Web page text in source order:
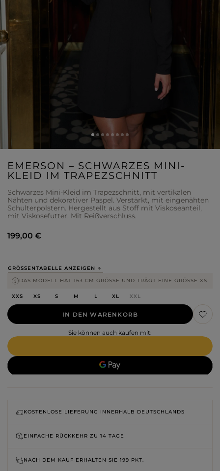
EMERSON – SCHWARZES MINI-
KLEID IM TRAPEZSCHNITT
Schwarzes Mini-Kleid im Trapezschnitt, mit vertikalen
Nähten und dekorativer Paspel. Verstärkt, mit eingenähten
Schulterpolstern. Hergestellt aus Stoff mit Viskoseanteil,
mit Viskosefutter. Mit Reißverschluss.
GRÖSSENTABELLE ANZEIGEN
DAS MODELL HAT 163 CM GRÖSSE UND TRÄGT EINE GRÖSSE XS
XXS XS S M L XL XXL
IN DEN WARENKORB
Sie können auch kaufen mit:
199,00 €
KOSTENLOSE LIEFERUNG INNERHALB DEUTSCHLANDS
EINFACHE RÜCKKEHR ZU 14 TAGE
NACH DEM KAUF ERHALTEN SIE 199 PKT.